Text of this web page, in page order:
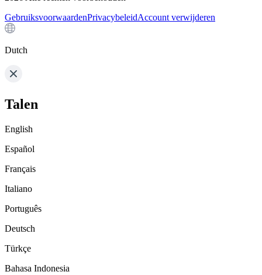
GebruiksvoorwaardenPrivacybeleidAccount verwijderen
Dutch
Talen
English
Español
Français
Italiano
Português
Deutsch
Türkçe
Bahasa Indonesia